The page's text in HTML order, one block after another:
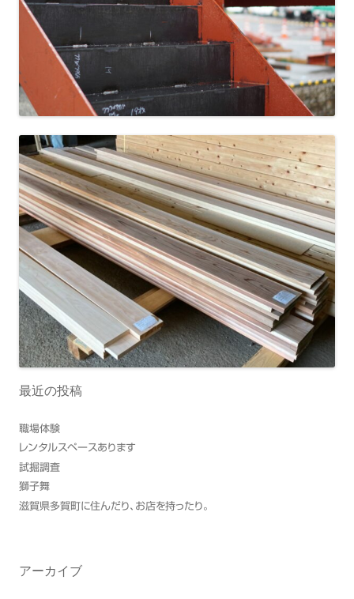
最近の投稿
職場体験
レンタルスペースあります
試掘調査
獅子舞
滋賀県多賀町に住んだり、お店を持ったり。
アーカイブ